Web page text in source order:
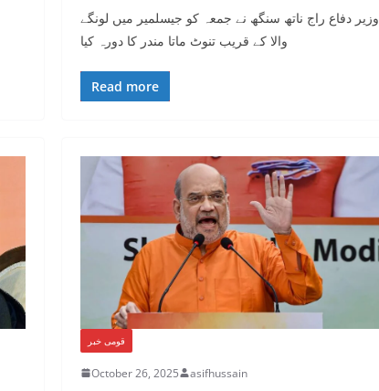
وزیر دفاع راج ناتھ سنگھ نے جمعہ کو جیسلمیر میں لونگے
والا کے قریب تنوٹ ماتا مندر کا دورہ کیا
Read more
قومی خبر
October 26, 2025 asifhussain